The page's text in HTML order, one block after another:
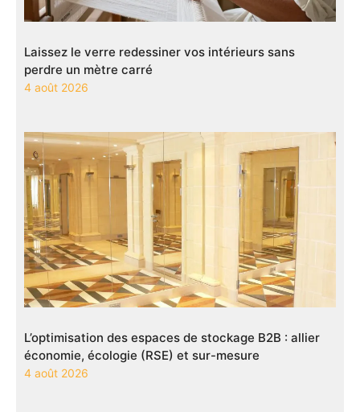
Laissez le verre redessiner vos intérieurs sans
perdre un mètre carré
4 août 2026
L’optimisation des espaces de stockage B2B : allier
économie, écologie (RSE) et sur-mesure
4 août 2026